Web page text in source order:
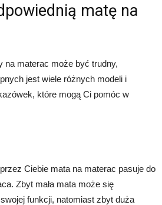
matę na
na materac może być trudny,
jest wiele różnych modeli i
które mogą Ci pomóc w
Ciebie mata na materac pasuje do
Zbyt mała mata może się
funkcji, natomiast zbyt duża